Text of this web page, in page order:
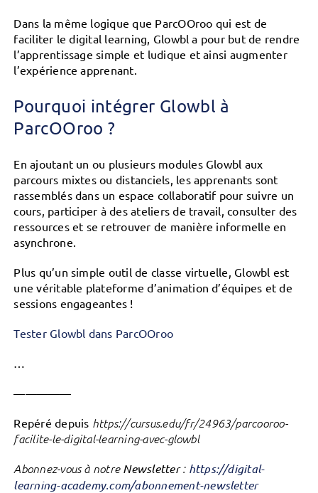
Dans la même logique que ParcOOroo qui est de
faciliter le digital learning, Glowbl a pour but de rendre
l’apprentissage simple et ludique et ainsi augmenter
l’expérience apprenant.
Pourquoi intégrer Glowbl à
ParcOOroo ?
En ajoutant un ou plusieurs modules Glowbl aux
parcours mixtes ou distanciels, les apprenants sont
rassemblés dans un espace collaboratif pour suivre un
cours, participer à des ateliers de travail, consulter des
ressources et se retrouver de manière informelle en
asynchrone.
Plus qu’un simple outil de classe virtuelle, Glowbl est
une véritable plateforme d’animation d’équipes et de
sessions engageantes !
Tester Glowbl dans ParcOOroo
—————
Repéré depuis https://cursus.edu/fr/24963/parcooroo-
facilite-le-digital-learning-avec-glowbl
Abonnez-vous à notre Newsletter: https://digital-
learning-academy.com/abonnement-newsletter